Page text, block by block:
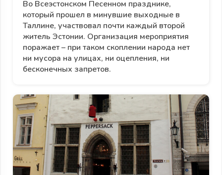
Во Всеэстонском Песенном празднике,
который прошел в минувшие выходные в
Таллине, участвовал почти каждый второй
житель Эстонии. Организация мероприятия
поражает – при таком скоплении народа нет
ни мусора на улицах, ни оцепления, ни
бесконечных запретов.